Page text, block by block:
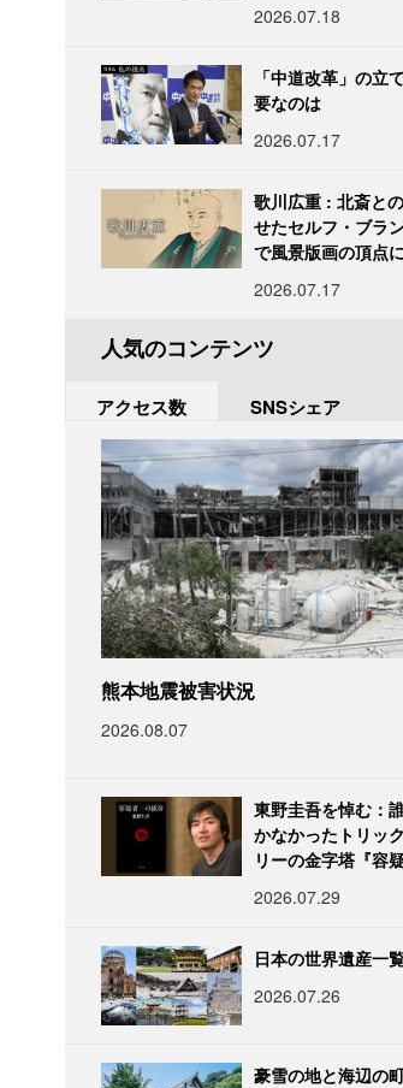
2026.07.18
「中道改革」の立
要なのは
2026.07.17
歌川広重 : 北斎と
せたセルフ・ブラ
で風景版画の頂点
2026.07.17
人気のコンテンツ
アクセス数 SNSシェア
熊本地震被害状況
2026.08.07
東野圭吾を悼む：
かなかったトリッ
リーの金字塔『容
2026.07.29
日本の世界遺産一
2026.07.26
豪雪の地と海辺の